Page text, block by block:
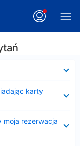
karty
moja rezerwacja